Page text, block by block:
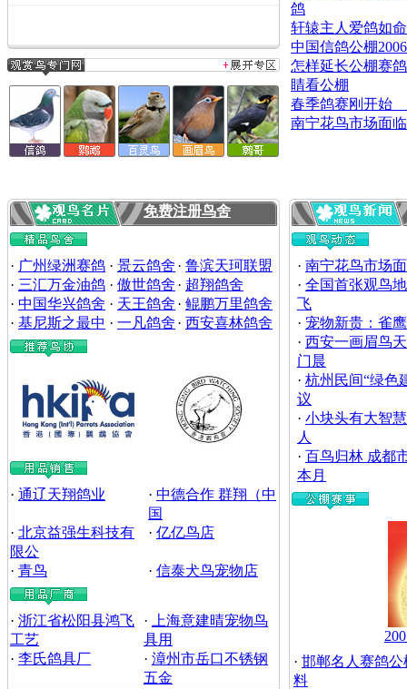
鸽
轩辕主人爱鸽如
中国信鸽公棚
怎样延长公棚赛
睛看公棚
春季鸽赛刚开始
南宁花鸟市场面
免费注册鸟舍
· 广州绿洲赛鸽 · 景云鸽舍 · 鲁滨天珂联盟
· 三汇万金油鸽 · 傲世鸽舍 · 超翔鸽舍
· 中国华兴鸽舍 · 天王鸽舍 · 鲲鹏万里鸽舍
· 基尼斯之最中 · 一凡鸽舍 · 西安喜林鸽舍
· 通辽天翔鸽业 · 中德合作 群翔（中
国
· 北京益强生科技有
限公
· 亿亿鸟店
· 青鸟 · 信泰犬鸟宠物店
· 浙江省松阳县鸿飞
工艺
·
上海意建晴宠物鸟
具用
· 李氏鸽具厂 · 漳州市岳口不锈钢
五金
· 南宁花鸟市场
· 全国首张观鸟
飞
· 宠物新贵：雀鹰
· 西安一画眉鸟
门晨
· 杭州民间“绿色
议
· 小块头有大智
人
· 百鸟归林 成都
本月
· 邯郸名人赛鸽公
料